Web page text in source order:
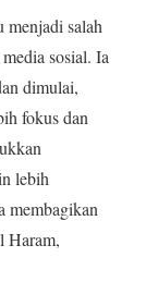
menjadi salah
sosial. Ia
dimulai,
fokus dan
lebih
membagikan
Haram,